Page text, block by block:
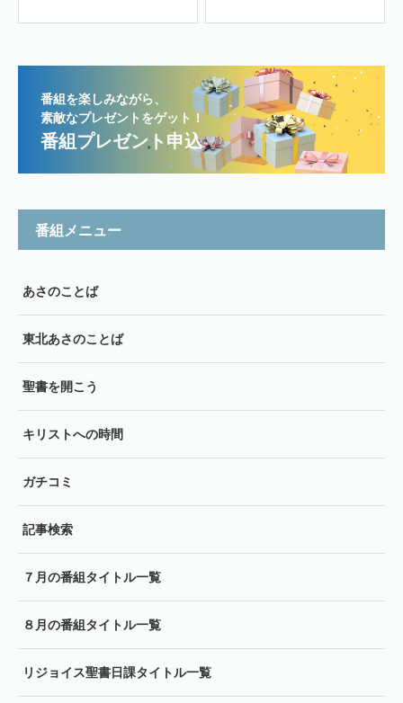
番組を楽しみながら、
素敵なプレゼントをゲット！
番組プレゼント申込
番組メニュー
あさのことば
東北あさのことば
聖書を開こう
キリストへの時間
ガチコミ
記事検索
７月の番組タイトル一覧
８月の番組タイトル一覧
リジョイス聖書日課タイトル一覧